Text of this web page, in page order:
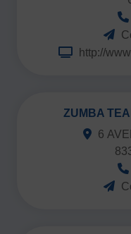
http://
ZUMBA
6